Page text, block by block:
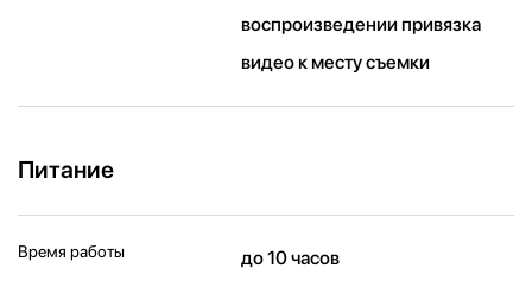
воспроизведении привязка
видео к месту съемки
Питание
Время работы до 10 часов